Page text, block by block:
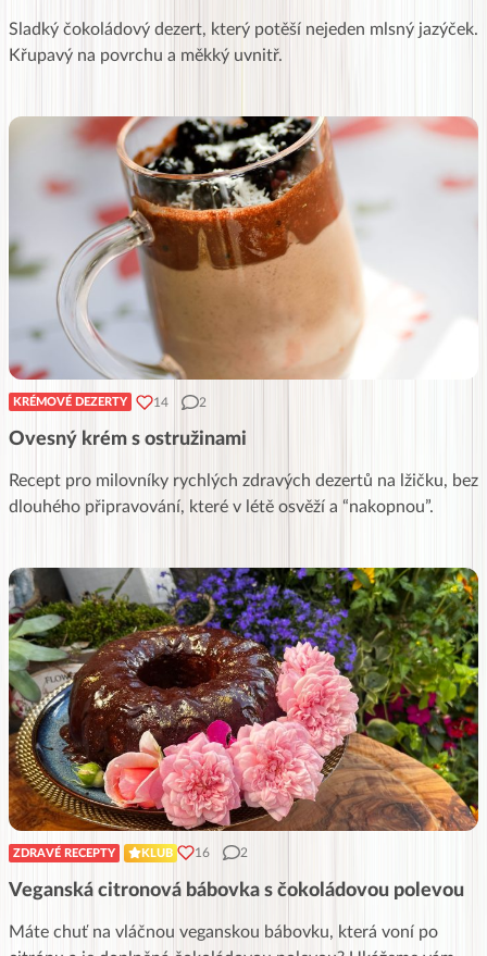
Sladký čokoládový dezert, který potěší nejeden mlsný jazýček.
Křupavý na povrchu a měkký uvnitř.
KRÉMOVÉ DEZERTY 14 2
Ovesný krém s ostružinami
Recept pro milovníky rychlých zdravých dezertů na lžičku, bez
dlouhého připravování, které v létě osvěží a “nakopnou”.
ZDRAVÉ RECEPTY KLUB 16 2
Veganská citronová bábovka s čokoládovou polevou
Máte chuť na vláčnou veganskou bábovku, která voní po